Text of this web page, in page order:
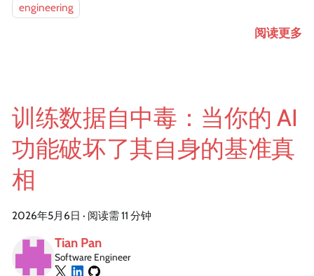
engineering
阅读更多
训练数据自中毒：当你的 AI
功能破坏了其自身的基准真
相
2026年5月6日 · 阅读需 11 分钟
Tian Pan
Software Engineer